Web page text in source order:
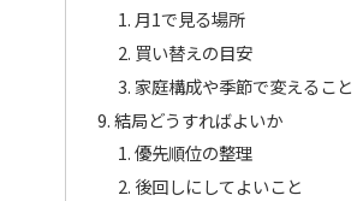
月1で見る場所
買い替えの目安
家庭構成や季節で変えること
結局どうすればよいか
優先順位の整理
後回しにしてよいこと